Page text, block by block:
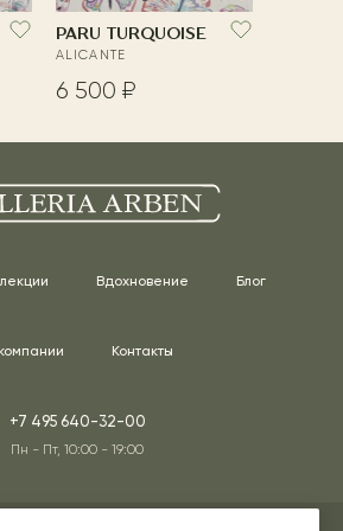
PARU TURQUOISE
ALICANTE
6 500 ₽
Вдохновение Блог
Контакты
+7 495 640-32-00
Пн - Пт, 10:00 - 19:00